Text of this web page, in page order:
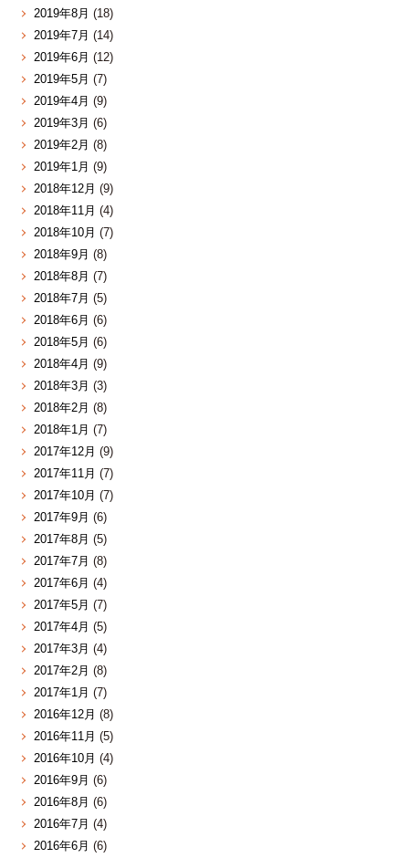
2019年8月 (18)
2019年7月 (14)
2019年6月 (12)
2019年5月 (7)
2019年4月 (9)
2019年3月 (6)
2019年2月 (8)
2019年1月 (9)
2018年12月 (9)
2018年11月 (4)
2018年10月 (7)
2018年9月 (8)
2018年8月 (7)
2018年7月 (5)
2018年6月 (6)
2018年5月 (6)
2018年4月 (9)
2018年3月 (3)
2018年2月 (8)
2018年1月 (7)
2017年12月 (9)
2017年11月 (7)
2017年10月 (7)
2017年9月 (6)
2017年8月 (5)
2017年7月 (8)
2017年6月 (4)
2017年5月 (7)
2017年4月 (5)
2017年3月 (4)
2017年2月 (8)
2017年1月 (7)
2016年12月 (8)
2016年11月 (5)
2016年10月 (4)
2016年9月 (6)
2016年8月 (6)
2016年7月 (4)
2016年6月 (6)